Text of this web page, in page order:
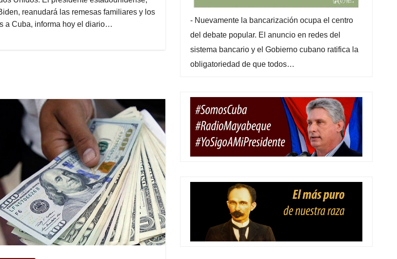
reanudará las remesas familiares y los
a Cuba, informa hoy el diario…
- Nuevamente la bancarización ocupa el centro
del debate popular. El anuncio en redes del
sistema bancario y el Gobierno cubano ratifica la
obligatoriedad de que todos…